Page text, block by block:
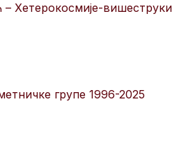
вишеструки
групе 1996-2025